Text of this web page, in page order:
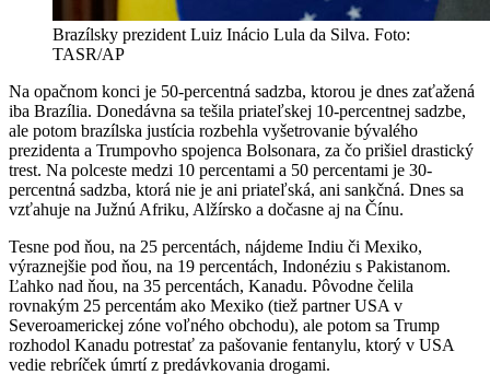
Brazílsky prezident Luiz Inácio Lula da Silva. Foto:
TASR/AP
Na opačnom konci je 50-percentná sadzba, ktorou je dnes zaťažená
iba Brazília. Donedávna sa tešila priateľskej 10-percentnej sadzbe,
ale potom brazílska justícia rozbehla vyšetrovanie bývalého
prezidenta a Trumpovho spojenca Bolsonara, za čo prišiel drastický
trest. Na polceste medzi 10 percentami a 50 percentami je 30-
percentná sadzba, ktorá nie je ani priateľská, ani sankčná. Dnes sa
vzťahuje na Južnú Afriku, Alžírsko a dočasne aj na Čínu.
Tesne pod ňou, na 25 percentách, nájdeme Indiu či Mexiko,
výraznejšie pod ňou, na 19 percentách, Indonéziu s Pakistanom.
Ľahko nad ňou, na 35 percentách, Kanadu. Pôvodne čelila
rovnakým 25 percentám ako Mexiko (tiež partner USA v
Severoamerickej zóne voľného obchodu), ale potom sa Trump
rozhodol Kanadu potrestať za pašovanie fentanylu, ktorý v USA
vedie rebríček úmrtí z predávkovania drogami.